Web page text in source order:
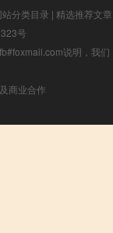
站分类目录 | 精选推荐文章
号
说明，我们
商业合作